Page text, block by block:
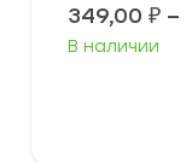
349,00 ₽ –
В наличии